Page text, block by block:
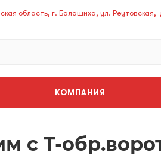
область, г. Балашиха, ул. Реутовская,
КОМПАНИЯ
с Т-